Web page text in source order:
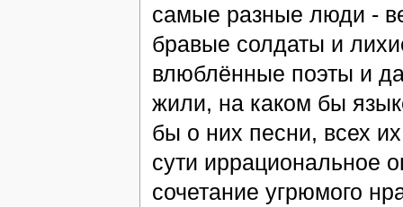
самые разные люди -
бравые солдаты и
влюблённые поэты и
жили, на каком бы
бы о них песни, всех
сути иррациональное
сочетание угрюмого